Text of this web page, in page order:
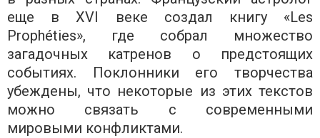
еще в XVI веке создал книгу «Les
Prophéties», где собрал множество
загадочных катренов о предстоящих
событиях. Поклонники его творчества
убеждены, что некоторые из этих текстов
можно связать с современными
мировыми конфликтами.